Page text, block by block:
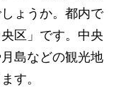
ょうか。都内で
区」です。中央
島などの観光地
す。